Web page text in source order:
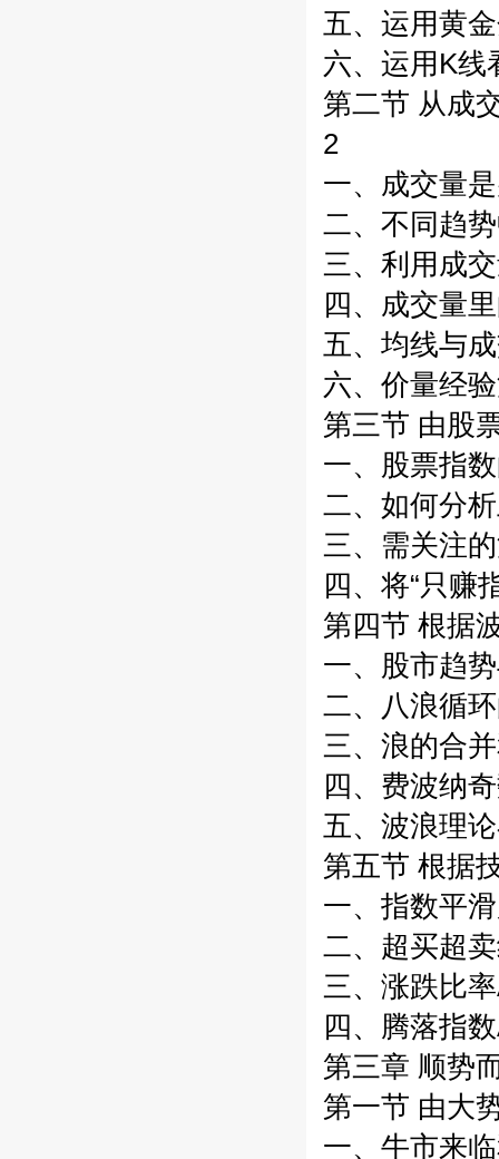
五、运用黄
六、运用K线
第二节 从成
2
一、成交量
二、不同趋
三、利用成
四、成交量
五、均线与
六、价量经
第三节 由股
一、股票指
二、如何分
三、需关注
四、将“只赚
第四节 根据
一、股市趋
二、八浪循
三、浪的合
四、费波纳
五、波浪理
第五节 根据
一、指数平
二、超买超
三、涨跌比
四、腾落指
第三章 顺势
第一节 由大
一、牛市来